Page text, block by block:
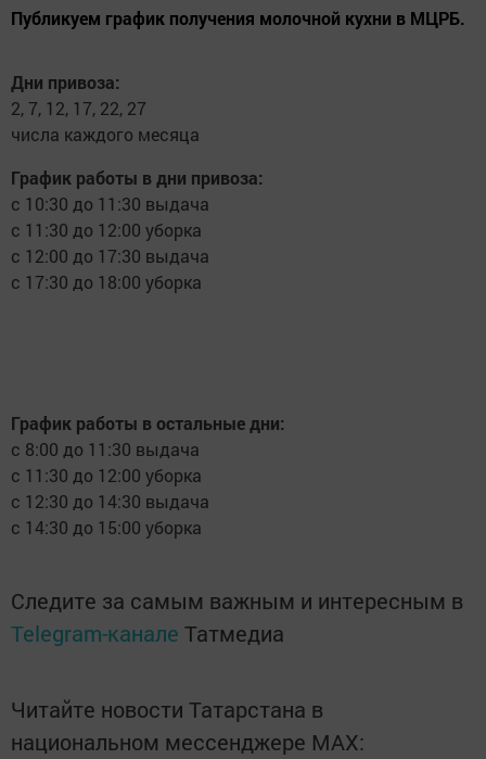
Публикуем график получения молочной кухни в МЦРБ.
Дни привоза:
2, 7, 12, 17, 22, 27
числа каждого месяца
График работы в дни привоза:
с 10:30 до 11:30 выдача
с 11:30 до 12:00 уборка
с 12:00 до 17:30 выдача
с 17:30 до 18:00 уборка
График работы в остальные дни:
с 8:00 до 11:30 выдача
с 11:30 до 12:00 уборка
с 12:30 до 14:30 выдача
с 14:30 до 15:00 уборка
Следите за самым важным и интересным в
Telegram-канале Татмедиа
Читайте новости Татарстана в
национальном мессенджере MАХ: